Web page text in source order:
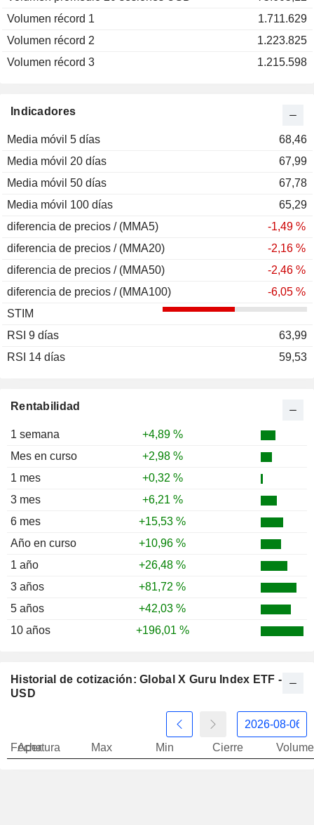
Rentabilidad
1 semana
+4,89 %
Mes en curso
+2,98 %
1 mes
+0,32 %
3 mes
+6,21 %
6 mes
+15,53 %
Año en curso
+10,96 %
1 año
+26,48 %
3 años
+81,72 %
5 años
+42,03 %
10 años
+196,01 %
Volumen récord 1
1.711.629
Volumen récord 2
1.223.825
Volumen récord 3
1.215.598
Indicadores
Media móvil 5 días
68,46
Media móvil 20 días
67,99
Media móvil 50 días
67,78
Media móvil 100 días
65,29
diferencia de precios / (MMA5)
-1,49 %
diferencia de precios / (MMA20)
-2,16 %
diferencia de precios / (MMA50)
-2,46 %
diferencia de precios / (MMA100)
-6,05 %
STIM
RSI 9 días
63,99
RSI 14 días
59,53
Historial de cotización: Global X Guru Index ETF -
USD
Fecha
Apertura Max Min Cierre